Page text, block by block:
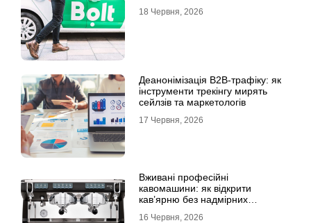
18 Червня, 2026
Деанонімізація B2B-трафіку: як
інструменти трекінгу мирять
сейлзів та маркетологів
17 Червня, 2026
Вживані професійні
кавомашини: як відкрити
кав’ярню без надмірних
16 Червня, 2026